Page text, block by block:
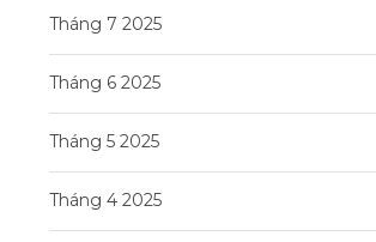
Tháng 7 2025
Tháng 6 2025
Tháng 5 2025
Tháng 4 2025